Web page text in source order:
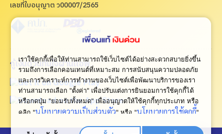
เลขที่ใบอนุญาต ว00007/2565
กู้เงินด่วนทันใจผ่านแอพ
เราใช้คุกกี้เพื่อให้ท่านสามารถใช้เว็บไซต์ได้อย่างสะดวกสบายยิ่งขึ้น
รวมถึงการเลือกคอนเทนต์ที่เหมาะสม การสนับสนุนความปลอดภัย
และการวิเคราะห์การทำงานของเว็บไซต์เพื่อพัฒนาบริการของเรา
ท่านสามารถเลือก "ตั้งค่า" เพื่อปรับแต่งการยินยอมการใช้คุกกี้ได้
หรือกดปุ่ม "ยอมรับทั้งหมด" เพื่ออนุญาตให้ใช้คุกกี้ทุกประเภท หรือ
คลิก "นโยบายความเป็นส่วนตัว" หรือ "นโยบายการใช้คุกกี้"